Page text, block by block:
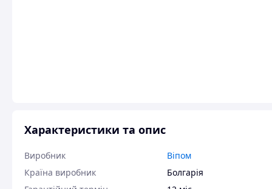
Характеристики та опис
Виробник
Віпом
Країна виробник
Болгарія